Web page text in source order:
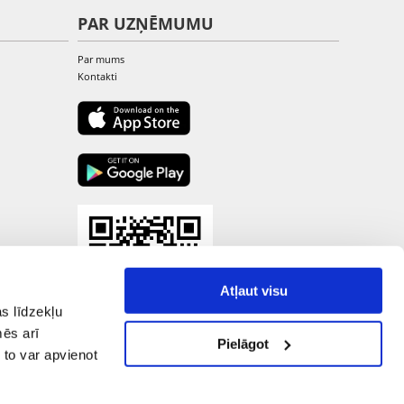
līdzekļu
arī
var apvienot
Atļaut visu
Pielāgot
PAR UZŅĒMUMU
Par mums
Kontakti